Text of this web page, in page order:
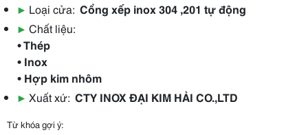
▶ Loại cửa: Cổng xếp inox 304 ,201 tự động
▶ Chất liệu:
• Thép
• Inox
• Hợp kim nhôm
▶ Xuất xứ: CTY INOX ĐẠI KIM HẢI CO.,LTD
Từ khóa gợi ý: